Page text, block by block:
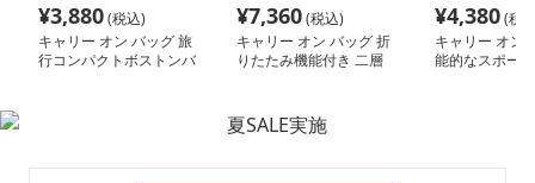
¥3,880(税込)
キャリー オン バッグ 旅
行コンパクトボストンバ
¥7,360(税込)
キャリー オン バッグ 折
りたたみ機能付き 二層
¥4,380(税
キャリー オン
能的なスポー